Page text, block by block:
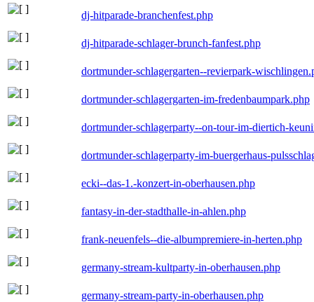
dj-hitparade-branchenfest.php
dj-hitparade-schlager-brunch-fanfest.php
dortmunder-schlagergarten--revierpark-
dortmunder-schlagergarten-im-fredenbaumpark.php
dortmunder-schlagerparty--on-tour-im-diertich-
dortmunder-schlagerparty-im-buergerhaus-
ecki--das-1.-konzert-in-oberhausen.php
fantasy-in-der-stadthalle-in-ahlen.php
frank-neuenfels--die-albumpremiere-in-herten.php
germany-stream-kultparty-in-oberhausen.php
germany-stream-party-in-oberhausen.php